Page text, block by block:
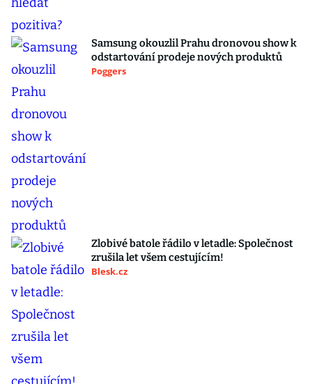
Samsung okouzlil Prahu dronovou show k
odstartování prodeje nových produktů
Poggers
Zlobivé batole řádilo v letadle: Společnost
zrušila let všem cestujícím!
Blesk.cz